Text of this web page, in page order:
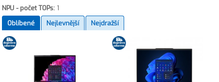
NPU - počet TOPs: 1
Oblíbené
Nejlevnější Nejdražší